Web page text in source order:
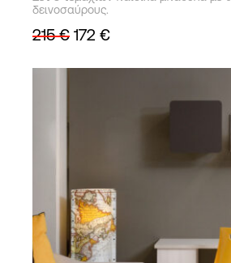
δεινοσαύρους.
215€ 172 €